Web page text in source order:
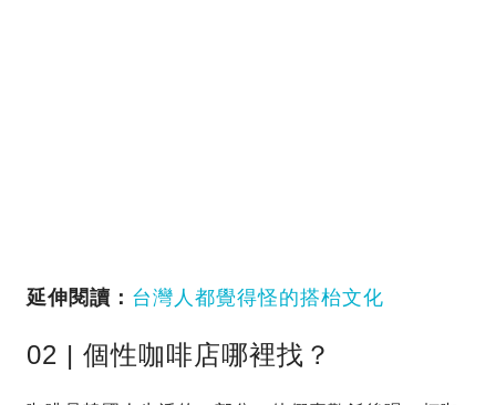
延伸閱讀： 台灣人都覺得怪的搭枱文化
02 | 個性咖啡店哪裡找？